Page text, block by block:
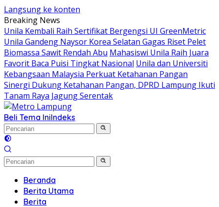
Langsung ke konten
Breaking News
Unila Kembali Raih Sertifikat Bergengsi UI GreenMetric
Unila Gandeng Naysor Korea Selatan Gagas Riset Pelet
Biomassa Sawit Rendah Abu Mahasiswi Unila Raih Juara
Favorit Baca Puisi Tingkat Nasional Unila dan Universiti
Kebangsaan Malaysia Perkuat Ketahanan Pangan
Sinergi Dukung Ketahanan Pangan, DPRD Lampung Ikuti
Tanam Raya Jagung Serentak
Beli Tema IniIndeks
Beranda
Berita Utama
Berita